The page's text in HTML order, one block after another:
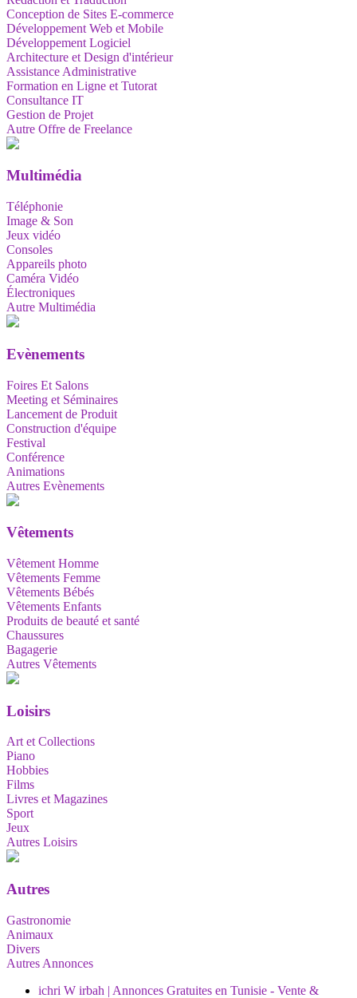
Conception de Sites E-commerce
Développement Web et Mobile
Développement Logiciel
Architecture et Design d'intérieur
Assistance Administrative
Formation en Ligne et Tutorat
Consultance IT
Gestion de Projet
Autre Offre de Freelance
Multimédia
Téléphonie
Image & Son
Jeux vidéo
Consoles
Appareils photo
Caméra Vidéo
Électroniques
Autre Multimédia
Evènements
Foires Et Salons
Meeting et Séminaires
Lancement de Produit
Construction d'équipe
Festival
Conférence
Animations
Autres Evènements
Vêtements
Vêtement Homme
Vêtements Femme
Vêtements Bébés
Vêtements Enfants
Produits de beauté et santé
Chaussures
Bagagerie
Autres Vêtements
Loisirs
Art et Collections
Piano
Hobbies
Films
Livres et Magazines
Sport
Jeux
Autres Loisirs
Autres
Gastronomie
Animaux
Divers
Autres Annonces
ichri W irbah | Annonces Gratuites en Tunisie - Vente &